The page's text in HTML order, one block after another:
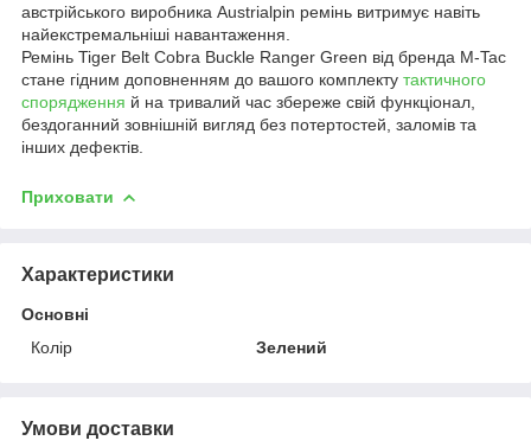
австрійського виробника Austrialpin ремінь витримує навіть
найекстремальніші навантаження.
Ремінь Tiger Belt Cobra Buckle Ranger Green від бренда M-Tac
стане гідним доповненням до вашого комплекту тактичного
спорядження й на тривалий час збереже свій функціонал,
бездоганний зовнішній вигляд без потертостей, заломів та
інших дефектів.
Приховати
Характеристики
Основні
Колір
Зелений
Умови доставки